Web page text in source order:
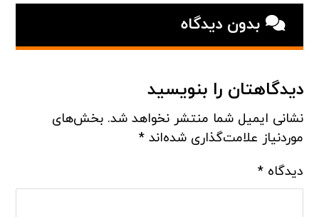
بدون دیدگاه
دیدگاهتان را بنویسید
نشانی ایمیل شما منتشر نخواهد شد. بخش‌های
موردنیاز علامت‌گذاری شده‌اند*
دیدگاه*